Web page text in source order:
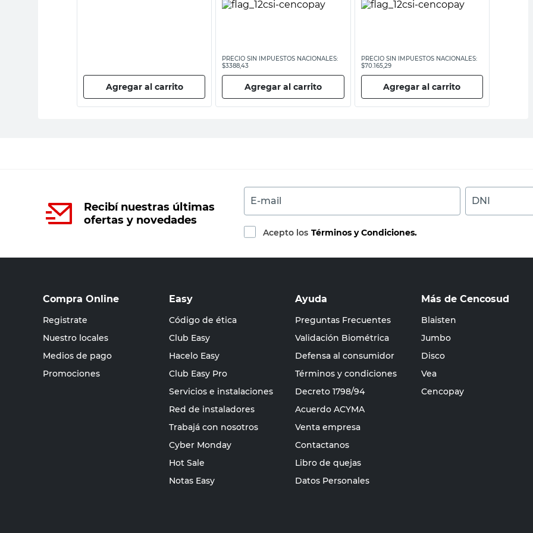
Agregar al carrito
PRECIO SIN IMPUESTOS NACIONALES:
$3388,43
Agregar al carrito
PRECIO SIN IMPUESTOS NACIONALES:
$70.165,29
Agregar al carrito
Recibí nuestras últimas
ofertas y novedades
E-mail DNI
Acepto los Términos y Condiciones.
Compra Online
Registrate
Nuestro locales
Medios de pago
Promociones
Easy
Código de ética
Club Easy
Hacelo Easy
Club Easy Pro
Servicios e instalaciones
Red de instaladores
Trabajá con nosotros
Cyber Monday
Hot Sale
Notas Easy
Ayuda
Preguntas Frecuentes
Validación Biométrica
Defensa al consumidor
Términos y condiciones
Decreto 1798/94
Acuerdo ACYMA
Venta empresa
Contactanos
Libro de quejas
Datos Personales
Más de Cencosud
Blaisten
Jumbo
Disco
Vea
Cencopay